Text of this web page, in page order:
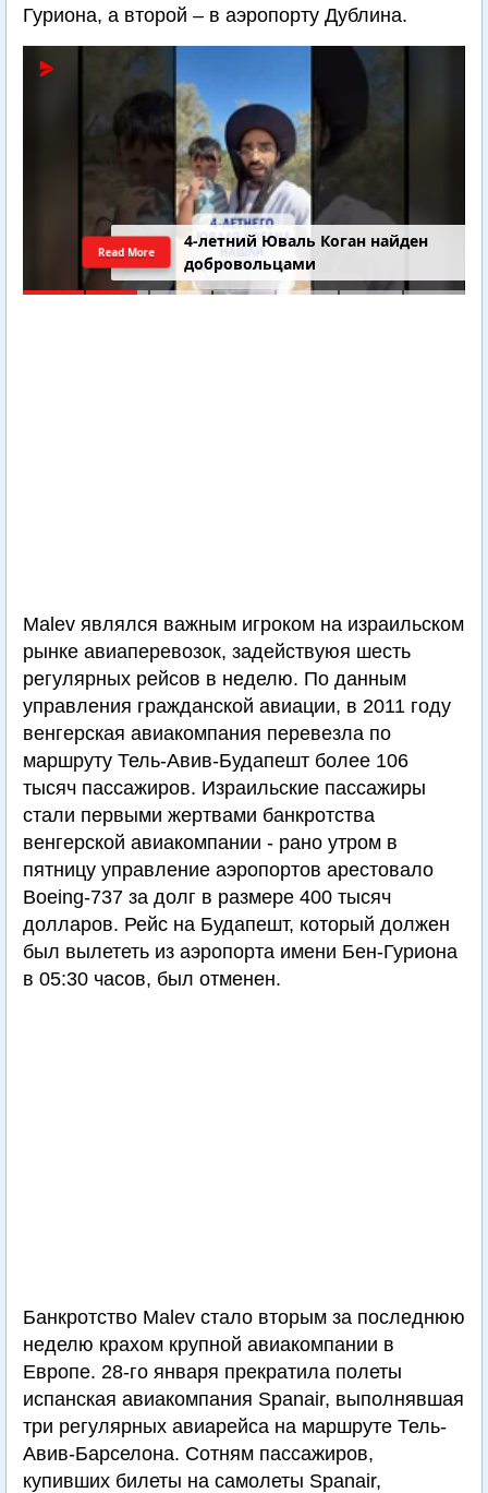
Гуриона, а второй – в аэропорту Дублина.
4-летний Юваль Коган найден
добровольцами
Read More
Malev являлся важным игроком на израильском
рынке авиаперевозок, задействуюя шесть
регулярных рейсов в неделю. По данным
управления гражданской авиации, в 2011 году
венгерская авиакомпания перевезла по
маршруту Тель-Авив-Будапешт более 106
тысяч пассажиров. Израильские пассажиры
стали первыми жертвами банкротства
венгерской авиакомпании - рано утром в
пятницу управление аэропортов арестовало
Boeing-737 за долг в размере 400 тысяч
долларов. Рейс на Будапешт, который должен
был вылететь из аэропорта имени Бен-Гуриона
в 05:30 часов, был отменен.
Банкротство Malev стало вторым за последнюю
неделю крахом крупной авиакомпании в
Европе. 28-го января прекратила полеты
испанская авиакомпания Spanair, выполнявшая
три регулярных авиарейса на маршруте Тель-
Авив-Барселона. Сотням пассажиров,
купивших билеты на самолеты Spanair,